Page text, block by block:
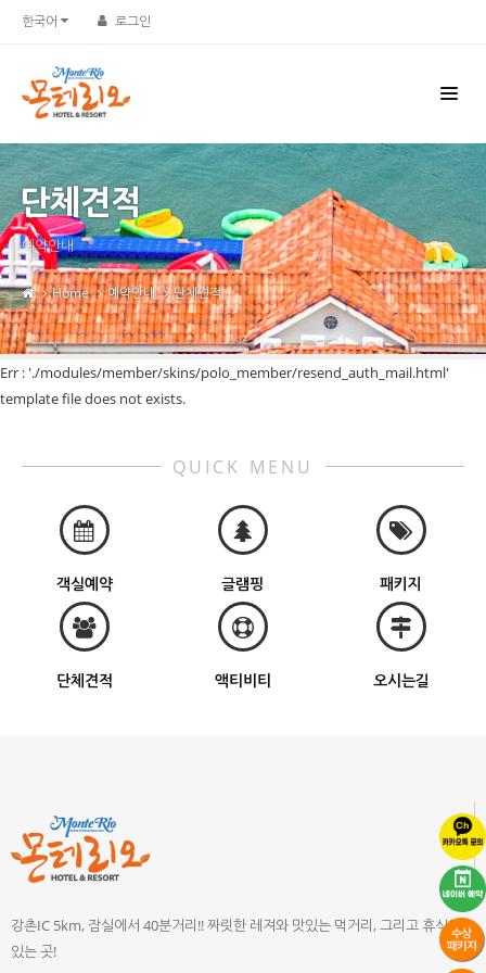
한국어 로그인
단체견적
예약안내
Home 예약안내 단체견적
Err : './modules/member/skins/polo_member/resend_auth_mail.html'
template file does not exists.
QUICK MENU
객실예약 글램핑 패키지
단체견적 액티비티 오시는길
강촌IC 5km, 잠실에서 40분거리!! 짜릿한 레져와 맛있는 먹거리, 그리고 휴식이
있는 곳!